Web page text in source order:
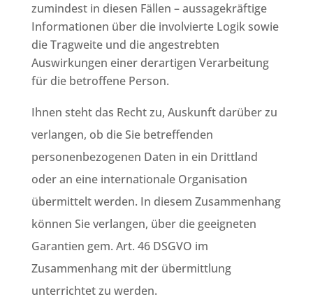
zumindest in diesen Fällen – aussagekräftige
Informationen über die involvierte Logik sowie
die Tragweite und die angestrebten
Auswirkungen einer derartigen Verarbeitung
für die betroffene Person.
Ihnen steht das Recht zu, Auskunft darüber zu
verlangen, ob die Sie betreffenden
personenbezogenen Daten in ein Drittland
oder an eine internationale Organisation
übermittelt werden. In diesem Zusammenhang
können Sie verlangen, über die geeigneten
Garantien gem. Art. 46 DSGVO im
Zusammenhang mit der übermittlung
unterrichtet zu werden.